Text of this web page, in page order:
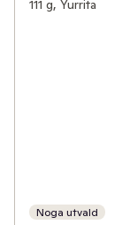
111 g, Yurrita
Noga utvald